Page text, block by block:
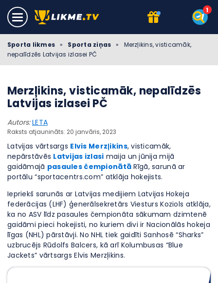
Sporta likmes » Sporta ziņas »
Merzļikins, visticamāk,
nepalīdzēs Latvijas izlasei PČ
Merzļikins, visticamāk, nepalīdzēs
Latvijas izlasei PČ
Autors:LETA
Raksts atjaunināts: 20 janvāris, 2023
Latvijas vārtsargs Elvis Merzļikins, visticamāk,
nepārstāvēs Latvijas izlasi maija un jūnija mijā
gaidāmajā pasaules čempionātā Rīgā, sarunā ar
portālu “sportacentrs.com” atklāja hokejists.
Iepriekš sarunās ar Latvijas medijiem Latvijas Hokeja
federācijas (LHF) ģenerālsekretārs Viesturs Koziols atklāja,
ka no ASV līdz pasaules čempionāta sākumam dzimtenē
gaidāmi pieci hokejisti, no kuriem divi ir Nacionālās hokeja
līgas (NHL) pārstāvji. No NHL tiek gaidīti Sanhosē “Sharks”
uzbrucējs Rūdolfs Balcers, kā arī Kolumbusas “Blue
Jackets” vārtsargs Elvis Merzļikins.